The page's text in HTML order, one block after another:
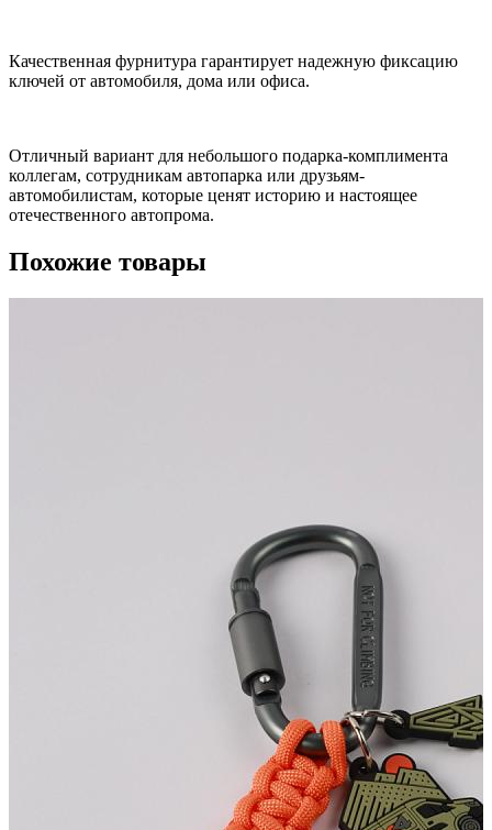
Качественная фурнитура гарантирует надежную фиксацию
ключей от автомобиля, дома или офиса.
Отличный вариант для небольшого подарка-комплимента
коллегам, сотрудникам автопарка или друзьям-
автомобилистам, которые ценят историю и настоящее
отечественного автопрома.
Похожие товары